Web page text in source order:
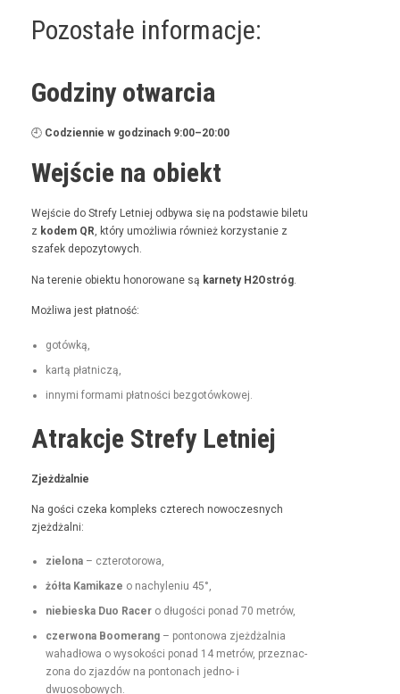
Pozostałe informacje:
Godziny otwarcia
🕘 Codzi­en­nie w godz­i­nach 9:00–20:00
Wejście na obiekt
Wejś­cie do Stre­fy Let­niej odby­wa się na pod­staw­ie bile­tu
z kodem QR, który umożli­wia również korzys­tanie z
szafek depozytowych.
Na tere­nie obiek­tu hon­orowane są kar­ne­ty H2Ostróg
Możli­wa jest płatność:
gotówką,
kartą płat­niczą,
inny­mi for­ma­mi płat­noś­ci bezgotówkowej.
Atrakcje Strefy Letniej
Zjeżdżal­nie
Na goś­ci czeka kom­pleks czterech nowoczes­nych
zjeżdżalni:
zielona– czterotorowa,
żół­ta Kamikaze o nachyle­niu 45°,
niebies­ka Duo Rac­ero dłu­goś­ci pon­ad 70 metrów,
czer­wona Boomerang– pontonowa zjeżdżal­nia
wahadłowa o wysokoś­ci pon­ad 14 metrów, przez­nac­
zona do zjazdów na pon­tonach jed­no- i
dwuosobowych.